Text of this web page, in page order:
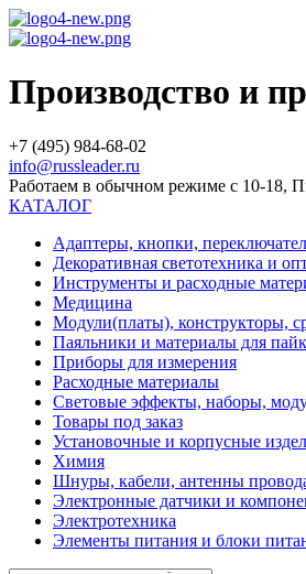
Производство и
+7 (495) 984-68-02
info@russleader.ru
Работаем в обычном режиме с 10-18,
КАТАЛОГ
Адаптеры, кнопки,
Декоративная светотехника и
Инструменты и расходные
Медицина
Модули(платы), конструкторы,
Паяльники и материалы для
Приборы для измерения
Расходные материалы
Световые эффекты, наборы,
Товары под заказ
Установочные и корпусные
Химия
Шнуры, кабели, антенны
Электронные датчики и
Электротехника
Элементы питания и блоки